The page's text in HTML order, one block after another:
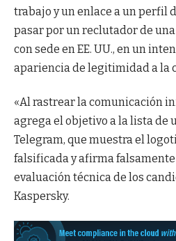
trabajo y un enlace a un perfil
pasar por un reclutador de
con sede en EE. UU., en un
apariencia de legitimidad a la
«Al rastrear la comunicación
agrega el objetivo a la lista de
Telegram, que muestra el
falsificada y afirma
evaluación técnica de los
Kaspersky.